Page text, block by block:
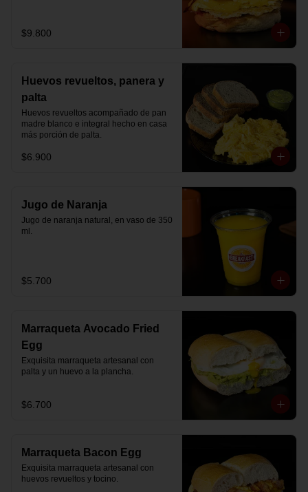
partir el día en modo desayuno buffet.
$9.800
Huevos revueltos, panera y
palta
Huevos revueltos acompañado de pan
madre blanco e integral hecho en casa
más porción de palta.
$6.900
Jugo de Naranja
Jugo de naranja natural, en vaso de 350
ml.
$5.700
Marraqueta Avocado Fried
Egg
Exquisita marraqueta artesanal con
palta y un huevo a la plancha.
$6.700
Marraqueta Bacon Egg
Exquisita marraqueta artesanal con
huevos revueltos y tocino.